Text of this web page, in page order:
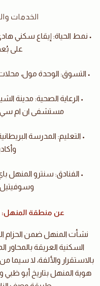
الخدمات
• نمط الحياة: إيقاع سكني
على
• التسوق: الوحدة مول،
• الرعاية الصحية: مدينة
مستشفى ان ام سي
• التعليم: المدرسة
• الفنادق: سنترو المنهل
عن منطقة المنهل:
نشأت المنهل ضمن الحزام
السكنية العريقة بالمحاور
بالاستقرار والألفة، لا
هوية المنهل بتاريخ أبو ظبي